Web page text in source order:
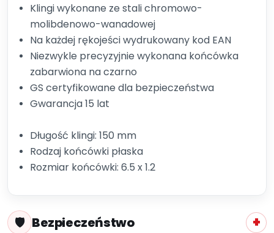
Klingi wykonane ze stali chromowo-
molibdenowo-wanadowej
Na każdej rękojeści wydrukowany kod EAN
Niezwykle precyzyjnie wykonana końcówka
zabarwiona na czarno
GS certyfikowane dla bezpieczeństwa
Gwarancja 15 lat
Długość klingi: 150 mm
Rodzaj końcówki płaska
Rozmiar końcówki: 6.5 x 1.2
Bezpieczeństwo